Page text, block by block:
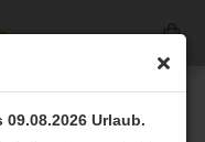
Urlaub.